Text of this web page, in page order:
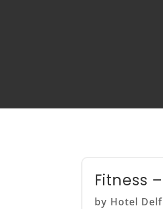
Fitness
by Hotel